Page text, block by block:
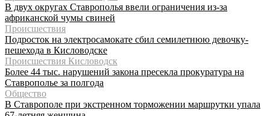
В двух округах Ставрополья ввели ограничения из-за
африканской чумы свиней
Происшествия
Подросток на электросамокате сбил семилетнюю девочку-
пешехода в Кисловодске
Происшествия Кисловодск
Более 44 тыс. нарушений закона пресекла прокуратура на
Ставрополье за полгода
Общество
В Ставрополе при экстренном торможении маршрутки упала